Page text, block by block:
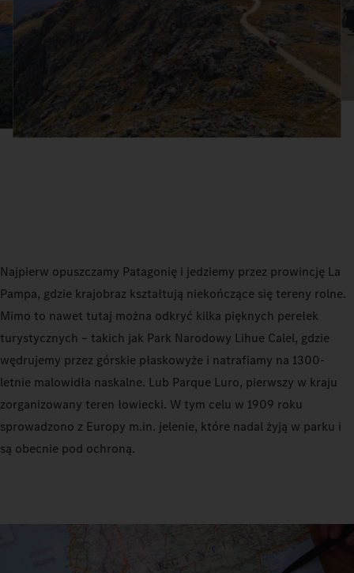
Najpierw opuszczamy Patagonię i jedziemy przez prowincję La
Pampa, gdzie krajobraz kształtują niekończące się tereny rolne.
Mimo to nawet tutaj można odkryć kilka pięknych perełek
turystycznych – takich jak Park Narodowy Lihue Calel, gdzie
wędrujemy przez górskie płaskowyże i natrafiamy na 1300-
letnie malowidła naskalne. Lub Parque Luro, pierwszy w kraju
zorganizowany teren łowiecki. W tym celu w 1909 roku
sprowadzono z Europy m.in. jelenie, które nadal żyją w parku i
są obecnie pod ochroną.